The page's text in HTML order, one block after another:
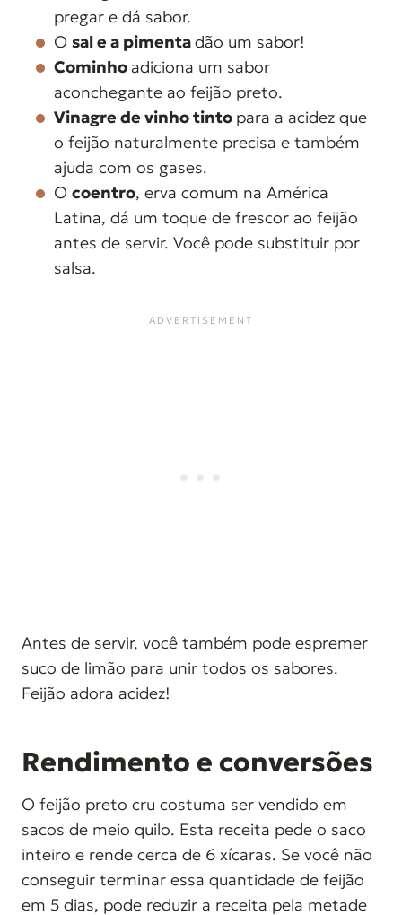
pregar e dá sabor.
O sal e a pimentadão um sabor!
Cominhoadiciona um sabor
aconchegante ao feijão preto.
Vinagre de vinho tinto para a acidez que
o feijão naturalmente precisa e também
ajuda com os gases.
O coentro, erva comum na América
Latina, dá um toque de frescor ao feijão
antes de servir. Você pode substituir por
salsa.
Antes de servir, você também pode espremer
suco de limão para unir todos os sabores.
Feijão adora acidez!
Rendimento e conversões
O feijão preto cru costuma ser vendido em
sacos de meio quilo. Esta receita pede o saco
inteiro e rende cerca de 6 xícaras. Se você não
conseguir terminar essa quantidade de feijão
em 5 dias, pode reduzir a receita pela metade